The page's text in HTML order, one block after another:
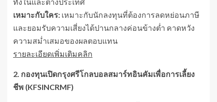
ทั้งในและต่างประเทศ
เหมาะกับใคร: เหมาะกับนักลงทุนที่ต้องการลดหย่อนภาษี
และยอมรับความเสี่ยงได้ปานกลางค่อนข้างต่ำ คาดหวัง
ความสม่ำเสมอของผลตอบแทน
รายละเอียดเพิ่มเติมคลิก
2. กองทุนเปิดกรุงศรีโกลบอลสมาร์ทอินคัมเพื่อการเลี้ยง
ชีพ (KFSINCRMF)